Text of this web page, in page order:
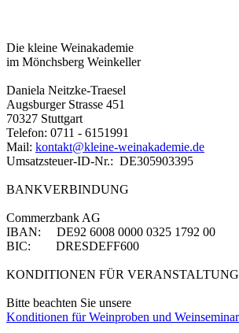
Die kleine Weinakademie
im Mönchsberg Weinkeller
Daniela Neitzke-Traesel
Augsburger Strasse 451
70327 Stuttgart
Telefon: 0711 - 6151991
Mail: kontakt@kleine-weinakademie.de
Umsatzsteuer-ID-Nr.: DE305903395
BANKVERBINDUNG
Commerzbank AG
IBAN: DE92 6008 0000 0325 1792 00
BIC: DRESDEFF600
KONDITIONEN FÜR
Bitte beachten Sie unsere
Konditionen für Weinproben und